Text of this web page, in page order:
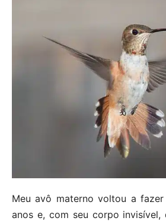
Meu avô materno voltou a
anos e, com seu corpo invisível,